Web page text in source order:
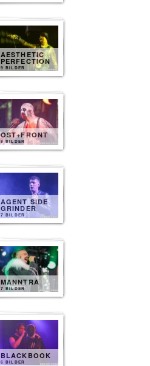
AESTHETIC
PERFECTION
9 BILDER
OST+FRONT
8 BILDER
AGENT SIDE
GRINDER
7 BILDER
MANNTRA
7 BILDER
BLACKBOOK
6 BILDER